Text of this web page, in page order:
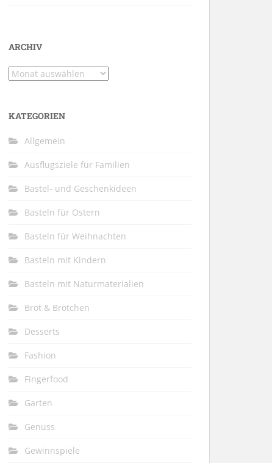
ARCHIV
Archiv
KATEGORIEN
Allgemein
Ausflugsziele für Familien
Bastel- und Geschenkideen
Basteln für Ostern
Basteln für Weihnachten
Basteln mit Kindern
Basteln mit Naturmaterialien
Brot & Brötchen
Desserts
Fashion
Fingerfood
Garten
Genuss
Gewinnspiele